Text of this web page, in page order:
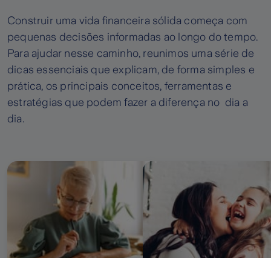
Construir uma vida financeira sólida começa com
pequenas decisões informadas ao longo do tempo.
Para ajudar nesse caminho, reunimos uma série de
dicas essenciais que explicam, de forma simples e
prática, os principais conceitos, ferramentas e
estratégias que podem fazer a diferença no dia a
dia.